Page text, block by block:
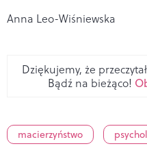
Anna Leo-Wiśniewska
Dziękujemy, że
Bądź na bieżąco!
macierzyństwo